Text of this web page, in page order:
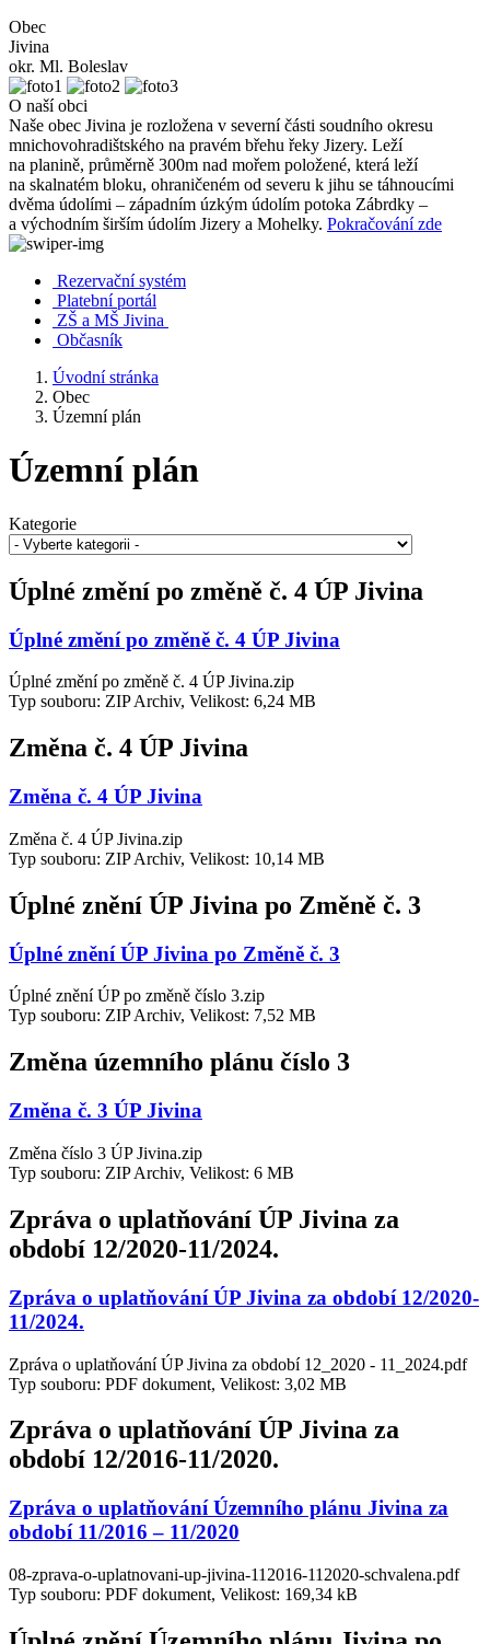
Obec
Jivina
okr. Ml. Boleslav
O naší obci
Naše obec Jivina je rozložena v severní části soudního okresu
mnichovohradištského na pravém břehu řeky Jizery. Leží
na planině, průměrně 300m nad mořem položené, která leží
na skalnatém bloku, ohraničeném od severu k jihu se táhnoucími
dvěma údolími – západním úzkým údolím potoka Zábrdky –
a východním širším údolím Jizery a Mohelky. Pokračování zde
Rezervační systém
Platební portál
ZŠ a MŠ Jivina
Občasník
Úvodní stránka
Obec
Územní plán
Územní plán
Kategorie
Úplné změní po změně č. 4 ÚP Jivina
Úplné změní po změně č. 4 ÚP Jivina
Úplné změní po změně č. 4 ÚP Jivina.zip
Typ souboru: ZIP Archiv, Velikost: 6,24 MB
Změna č. 4 ÚP Jivina
Změna č. 4 ÚP Jivina
Změna č. 4 ÚP Jivina.zip
Typ souboru: ZIP Archiv, Velikost: 10,14 MB
Úplné znění ÚP Jivina po Změně č. 3
Úplné znění ÚP Jivina po Změně č. 3
Úplné znění ÚP po změně číslo 3.zip
Typ souboru: ZIP Archiv, Velikost: 7,52 MB
Změna územního plánu číslo 3
Změna č. 3 ÚP Jivina
Změna číslo 3 ÚP Jivina.zip
Typ souboru: ZIP Archiv, Velikost: 6 MB
Zpráva o uplatňování ÚP Jivina za
období 12/2020-11/2024.
Zpráva o uplatňování ÚP Jivina za období 12/2020-
11/2024.
Zpráva o uplatňování ÚP Jivina za období 12_2020 - 11_2024.pdf
Typ souboru: PDF dokument, Velikost: 3,02 MB
Zpráva o uplatňování ÚP Jivina za
období 12/2016-11/2020.
Zpráva o uplatňování Územního plánu Jivina za
období 11/2016 – 11/2020
08-zprava-o-uplatnovani-up-jivina-112016-112020-schvalena.pdf
Typ souboru: PDF dokument, Velikost: 169,34 kB